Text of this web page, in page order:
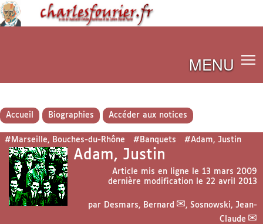
MENU
Accueil Biographies Accéder aux notices
#Marseille, Bouches-du-Rhône #Banquets #Adam, Justin
Adam, Justin
Article mis en ligne le 13 mars 2009
dernière modification le 22 avril 2013
par Desmars, Bernard , Sosnowski, Jean-
Claude